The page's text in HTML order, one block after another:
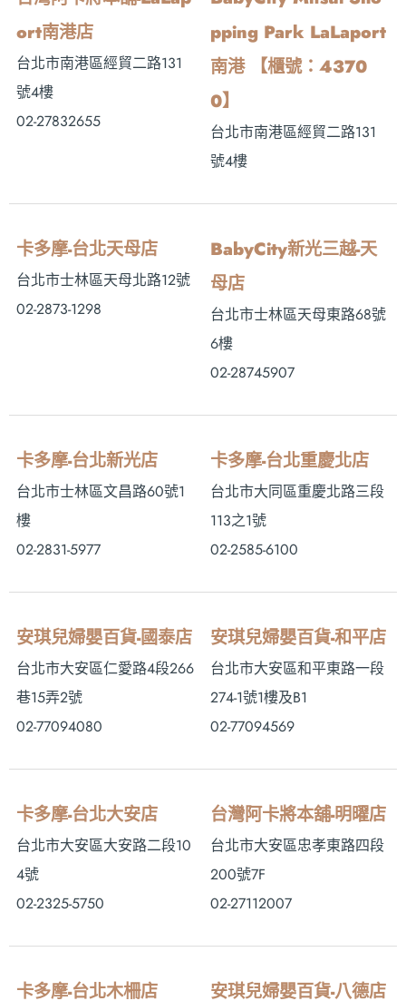
ort南港店
台北市南港區經貿二路131
號4樓
02-27832655
pping Park LaLaport
南港 【櫃號：4370
0】
台北市南港區經貿二路131
號4樓
卡多摩-台北天母店
台北市士林區天母北路12號
02-2873-1298
BabyCity新光三越-天
母店
台北市士林區天母東路68號
6樓
02-28745907
卡多摩-台北新光店
台北市士林區文昌路60號1
樓
02-2831-5977
卡多摩-台北重慶北店
台北市大同區重慶北路三段
113之1號
02-2585-6100
安琪兒婦嬰百貨-國泰店
台北市大安區仁愛路4段266
巷15弄2號
02-77094080
安琪兒婦嬰百貨-和平店
台北市大安區和平東路一段
274-1號1樓及B1
02-77094569
卡多摩-台北大安店
台北市大安區大安路二段10
4號
02-2325-5750
台灣阿卡將本舖-明曜店
台北市大安區忠孝東路四段
200號7F
02-27112007
卡多摩-台北木柵店 安琪兒婦嬰百貨-八德店